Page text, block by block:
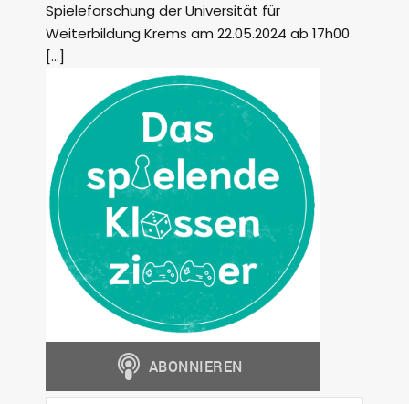
Spieleforschung der Universität für
Weiterbildung Krems am 22.05.2024 ab 17h00
[…]